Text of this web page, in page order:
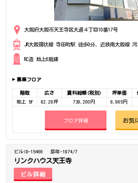
大阪府大阪市天王寺区大道４丁目10番17号
JR大阪環状線 寺田町駅 徒歩0分、近鉄南大阪線
RC造 地上6階建
募集フロア
階数 広さ 賃料総額(税別) 坪単価
地上 5F
82.28坪 739,200円 8,985円
フロア詳細 お気
ビルID-15466 築年-1974/7
リンクハウス天王寺
ビル詳細